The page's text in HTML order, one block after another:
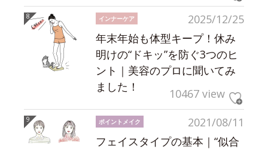
2025/12/25
インナーケア
年末年始も体型キープ！休み
明けの“ドキッ”を防ぐ3つのヒ
ント｜美容のプロに聞いてみ
ました！
10467 view
2021/08/11
ポイントメイク
フェイスタイプの基本｜“似合